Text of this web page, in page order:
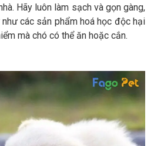
Hãy luôn làm sạch và gọn gàng,
các sản phẩm hoá học độc hại
mà chó có thể ăn hoặc cắn.